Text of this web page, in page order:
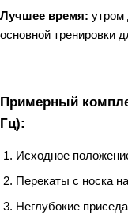
Лучшее время: утром
основной тренировки
Примерный
Гц):
Исходное
Перекаты с носка
Неглубокие